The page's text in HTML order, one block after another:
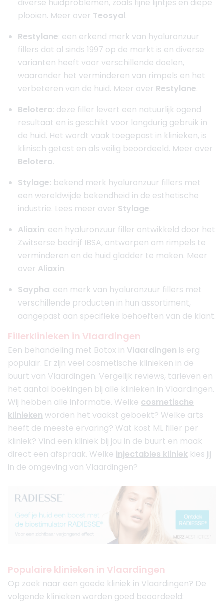
diverse huidproblemen, zoals fijne lijntjes en diepe
plooien. Meer over Teosyal.
Restylane: een erkend merk van hyaluronzuur
fillers dat al sinds 1997 op de markt is en diverse
varianten heeft voor verschillende doelen,
waaronder het verminderen van rimpels en het
verbeteren van de huid. Meer over Restylane.
Belotero: deze filler levert een natuurlijk ogend
resultaat en is geschikt voor langdurig gebruik in
de huid. Het wordt vaak toegepast in klinieken, is
klinisch getest en als veilig beoordeeld. Meer over
Belotero.
Stylage: bekend merk hyaluronzuur fillers met
een wereldwijde bekendheid in de esthetische
industrie. Lees meer over Stylage.
Aliaxin: een hyaluronzuur filler ontwikkeld door het
Zwitserse bedrijf IBSA, ontworpen om rimpels te
verminderen en de huid gladder te maken. Meer
over Aliaxin.
Saypha: een merk van hyaluronzuur fillers met
verschillende producten in hun assortiment,
aangepast aan specifieke behoeften van de klant.
Fillerklinieken in Vlaardingen
Een behandeling met Botox in Vlaardingen is erg
populair. Er zijn veel cosmetische klinieken in de
buurt van Vlaardingen. Vergelijk reviews, tarieven en
het aantal boekingen bij alle klinieken in Vlaardingen.
Wij hebben alle informatie. Welke cosmetische
klinieken worden het vaakst geboekt? Welke arts
heeft de meeste ervaring? Wat kost ML filler per
kliniek? Vind een kliniek bij jou in de buurt en maak
direct een afspraak. Welke injectables kliniek kies jij
in de omgeving van Vlaardingen?
Populaire klinieken in Vlaardingen
Op zoek naar een goede kliniek in Vlaardingen? De
volgende klinieken worden goed beoordeeld: